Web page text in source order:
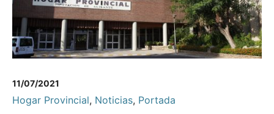
11/07/2021
Hogar Provincial, Noticias, Portada